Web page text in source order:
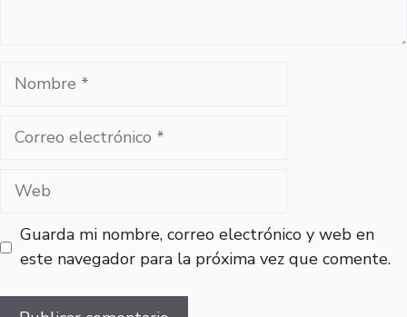
Nombre
Correo
Web
Guarda mi nombre, correo electrónico y web en
este navegador para la próxima vez que comente.